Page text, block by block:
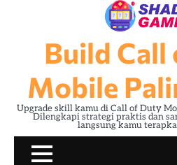
Build
Mobile
Upgrade skill kamu di Call of Duty
Dilengkapi strategi praktis dan
langsung kamu